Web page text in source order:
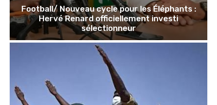
Football/ Nouveau cycle pour les Éléphants :
Hervé Renard officiellement investi
sélectionneur